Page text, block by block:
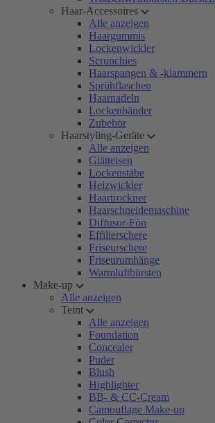
Haar-Accessoires
Alle anzeigen
Haargummis
Lockenwickler
Scrunchies
Haarspangen & -klammern
Sprühflaschen
Haarnadeln
Lockenbänder
Zubehör
Haarstyling-Geräte
Alle anzeigen
Glätteisen
Lockenstäbe
Heizwickler
Haartrockner
Haarschneidemaschine
Diffusor-Fön
Effilierschere
Friseurschere
Friseurumhänge
Warmluftbürsten
Make-up
Alle anzeigen
Teint
Alle anzeigen
Foundation
Concealer
Puder
Blush
Highlighter
BB- & CC-Cream
Camouflage Make-up